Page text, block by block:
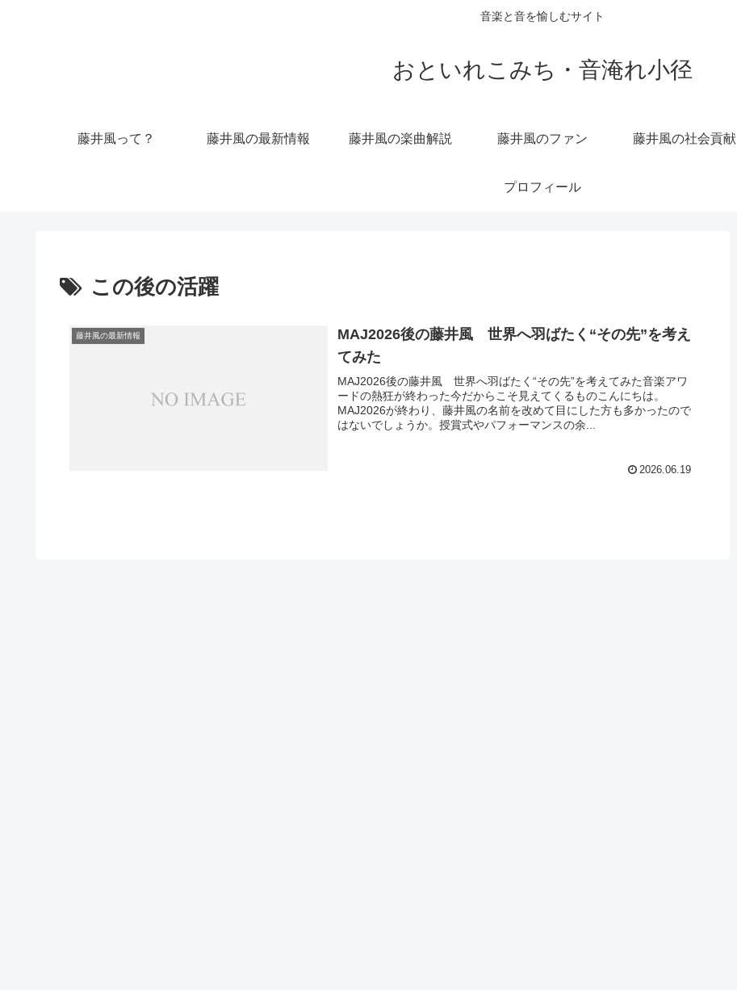
音楽と音を愉しむサイト
おといれこみち・音淹れ小径
藤井風って？ 藤井風の最新情報 藤井風の楽曲解説 藤井風のファン 藤井風の社会貢献
プロフィール
この後の活躍
藤井風の最新情報
MAJ2026後の藤井風 世界へ羽ばたく“その先”を考え
てみた
MAJ2026後の藤井風 世界へ羽ばたく“その先”を考えてみた音楽アワ
ードの熱狂が終わった今だからこそ見えてくるものこんにちは。
MAJ2026が終わり、藤井風の名前を改めて目にした方も多かったので
はないでしょうか。授賞式やパフォーマンスの余...
2026.06.19